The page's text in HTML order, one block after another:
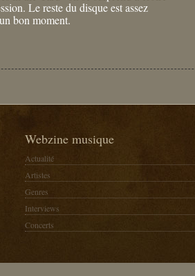
Le reste du disque est assez
bon moment.
Webzine musique
Actualité
Artistes
Genres
Interviews
Concerts